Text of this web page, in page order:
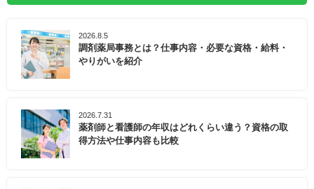
2026.8.5
調剤薬局事務とは？仕事内容・必要な資格・給料・
やりがいを紹介
2026.7.31
薬剤師と看護師の年収はどれくらい違う？資格の取
得方法や仕事内容も比較